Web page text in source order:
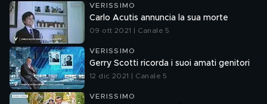
VERISSIMO
Carlo Acutis annuncia la sua morte
09 ott 2021 | Canale 5
VERISSIMO
Gerry Scotti ricorda i suoi amati genitori
12 dic 2021 | Canale 5
VERISSIMO